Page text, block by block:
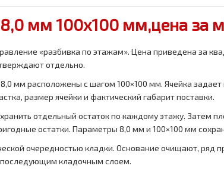
мм 100х100 мм,цена за
«разбивка по этажам». Цена приведена за
отдельно.
мм расположены с шагом 100×100 мм. Ячейка
размер ячейки и фактический габарит поставки.
отдельный остаток по каждому этажу. Затем
остатки. Параметры 8,0 мм и 100×100 мм
очередностью кладки. Основание очищают, ряд
последующим кладочным слоем.